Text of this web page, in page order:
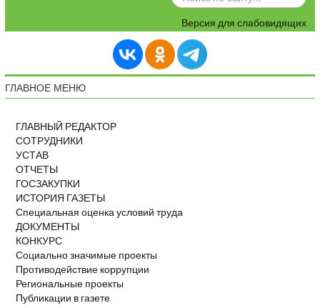
Версия для слабовидящих
ГЛАВНОЕ МЕНЮ
ГЛАВНЫЙ РЕДАКТОР
СОТРУДНИКИ
УСТАВ
ОТЧЕТЫ
ГОСЗАКУПКИ
ИСТОРИЯ ГАЗЕТЫ
Специальная оценка условий труда
ДОКУМЕНТЫ
КОНКУРС
Социально значимые проекты
Противодействие коррупции
Региональные проекты
Публикации в газете